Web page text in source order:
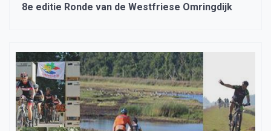
8e editie Ronde van de Westfriese Omringdijk